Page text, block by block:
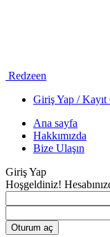
Redzeen
Giriş Yap / Kayıt
Ana sayfa
Hakkımızda
Bize Ulaşın
Giriş Yap
Hoşgeldiniz!